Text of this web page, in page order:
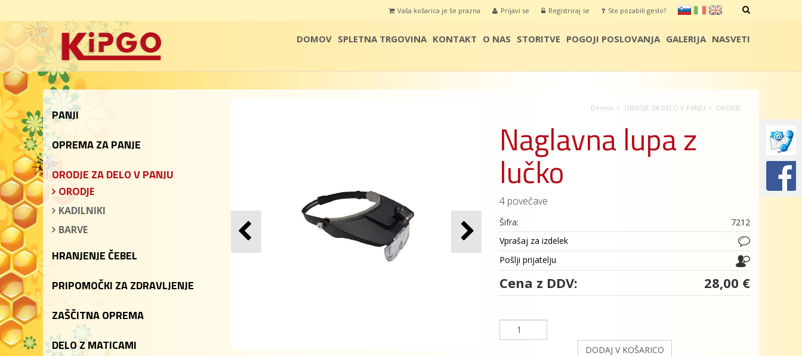
sl it en
Prijavi se Registriraj se Ste pozabili geslo?
Vaša košarica je še prazna
DOMOV SPLETNA TRGOVINA KONTAKT O NAS STORITVE POGOJI POSLOVANJA GALERIJA NASVETI
PANJI
OPREMA ZA PANJE
ORODJE ZA DELO V PANJU
ORODJE
KADILNIKI
BARVE
HRANJENJE ČEBEL
PRIPOMOČKI ZA ZDRAVLJENJE
ZAŠČITNA OPREMA
DELO Z MATICAMI
Domov ORODJE ZA DELO V PANJU ORODJE
Naglavna lupa z
lučko
4 povečave
Šifra:
7212
Vprašaj za izdelek
Pošlji prijatelju
Cena z DDV: 28,00 €
DODAJ V KOŠARICO